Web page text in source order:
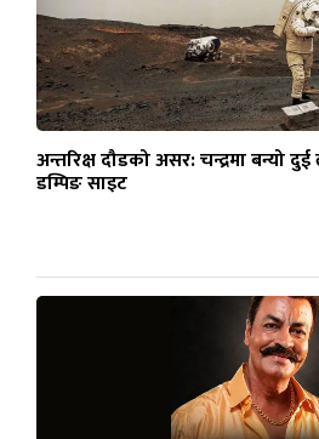
अन्तरिक्ष दौडको असर: चन्द्रमा बन्यो
डम्पिङ साइट